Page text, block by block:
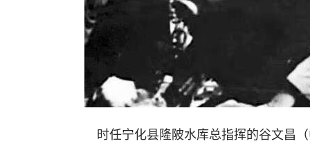
时任宁化县隆陂水库总指挥的谷文昌